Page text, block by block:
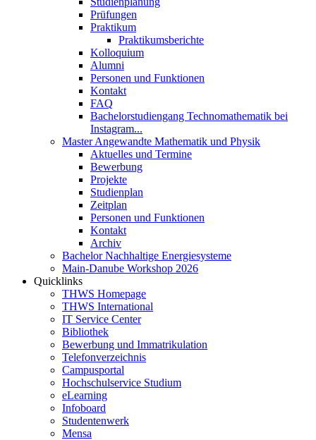
Prüfungen
Praktikum
Praktikumsberichte
Kolloquium
Alumni
Personen und Funktionen
Kontakt
FAQ
Bachelorstudiengang Technomathematik bei
Instagram...
Master Angewandte Mathematik und Physik
Aktuelles und Termine
Bewerbung
Projekte
Studienplan
Zeitplan
Personen und Funktionen
Kontakt
Archiv
Bachelor Nachhaltige Energiesysteme
Main-Danube Workshop 2026
Quicklinks
THWS Homepage
THWS International
IT Service Center
Bibliothek
Bewerbung und Immatrikulation
Telefonverzeichnis
Campusportal
Hochschulservice Studium
eLearning
Infoboard
Studentenwerk
Mensa